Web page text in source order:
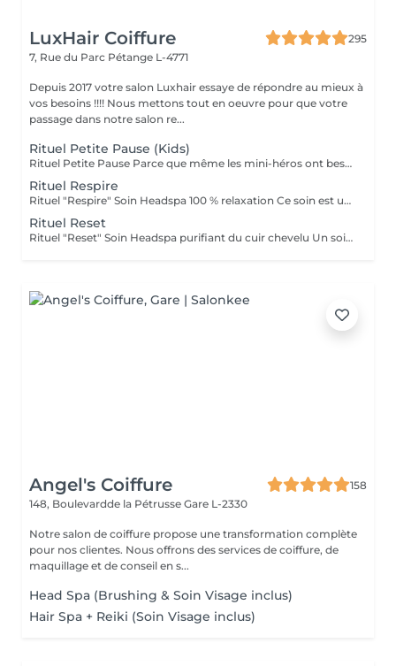
LuxHair Coiffure
295
7, Rue du Parc Pétange L-4771
Depuis 2017 votre salon Luxhair essaye de répondre au mieux à
vos besoins !!!! Nous mettons tout en oeuvre pour que votre
passage dans notre salon re...
Rituel Petite Pause (Kids)
Rituel Petite Pause Parce que même les mini-héros ont besoin de souffler ! Un moment tout doux pour que les enfants apprennent à se poser, se détendre et dire bye-bye au stress (même petit !). Avec un massage câlin du cuir chevelu, des papouilles légères et un soin tout frais pour des cheveux qui sentent bon la liberté. Un soin rigolo et relax, parfait pour que les petits se sentent comme des champions du chill ! Bienfaits : détente garantie, cuir chevelu tout propre, et surtout, plein de sourires ! Durée : 45 min Séchage naturel offert en fin de soin.
Rituel Respire
Rituel "Respire" Soin Headspa 100 % relaxation Ce soin est une invitation à lâcher prise. À travers un massage crânien lent, fluide et profond, les tensions accumulées s'évanouissent, les pensées s'apaisent, le corps se relâche. La gestuelle est inspirée des techniques japonaises de relaxation, pour favoriser la circulation et éveiller une sensation de calme intérieur immédiat. Bienfaits : apaisement du système nerveux, relâchement musculaire, sensation de légèreté mentale. 1h15 brushing ou séchage naturel offert en fin de soin.
Rituel Reset
Rituel "Reset" Soin Headspa purifiant du cuir chevelu Un soin pensé comme un redémarrage. Grâce à une gestuelle précise et des produits détoxifiants, ce rituel libère le cuir chevelu des toxines, impuretés et excès de sébum. Il relance la microcirculation, apporte une vraie sensation de fraîcheur et rééquilibre le terrain capillaire. Idéal pour retrouver un cuir chevelu sain et réactiver la vitalité naturelle des cheveux. Bienfaits : nettoyage profond, sensation de légèreté, meilleure oxygénation, base saine pour la repousse. 1h30 Diagnostic personnalisé + brushing ou séchage naturel inclus.
Angel's Coiffure
158
148, Boulevardde la Pétrusse Gare L-2330
Notre salon de coiffure propose une transformation complète
pour nos clientes. Nous offrons des services de coiffure, de
maquillage et de conseil en s...
Head Spa (Brushing & Soin Visage inclus)
Hair Spa + Reiki (Soin Visage inclus)